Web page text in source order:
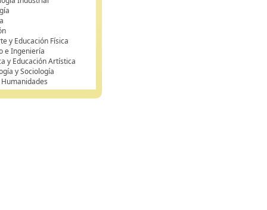
y Educación Física
e Ingeniería
y Educación Artística
y Sociología